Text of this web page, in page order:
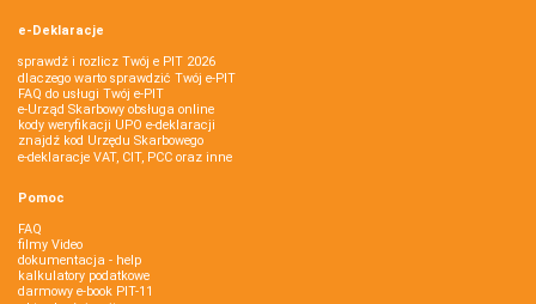
e-Deklaracje
sprawdź i rozlicz Twój e PIT 2026
dlaczego warto sprawdzić Twój e-PIT
FAQ do usługi Twój e-PIT
e-Urząd Skarbowy obsługa online
kody weryfikacji UPO e-deklaracji
znajdź kod Urzędu Skarbowego
e-deklaracje VAT, CIT, PCC oraz inne
Pomoc
FAQ
filmy Video
dokumentacja - help
kalkulatory podatkowe
darmowy e-book PIT-11